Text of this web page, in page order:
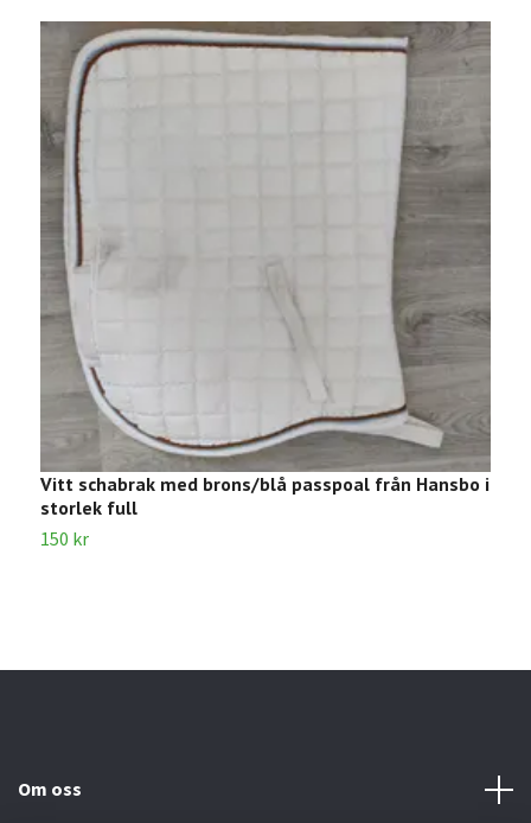
Vitt schabrak med brons/blå passpoal från Hansbo i
storlek full
150 kr
Om oss